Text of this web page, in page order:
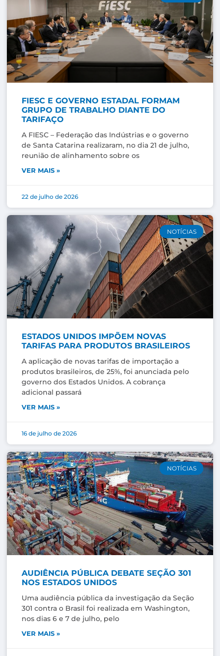
FIESC E GOVERNO ESTADAL FORMAM
GRUPO DE TRABALHO DIANTE DO
TARIFAÇO
A FIESC – Federação das Indústrias e o governo
de Santa Catarina realizaram, no dia 21 de julho,
reunião de alinhamento sobre os
VER MAIS »
22 de julho de 2026
NOTÍCIAS
ESTADOS UNIDOS IMPÕEM NOVAS
TARIFAS PARA PRODUTOS BRASILEIROS
A aplicação de novas tarifas de importação a
produtos brasileiros, de 25%, foi anunciada pelo
governo dos Estados Unidos. A cobrança
adicional passará
VER MAIS »
16 de julho de 2026
NOTÍCIAS
AUDIÊNCIA PÚBLICA DEBATE SEÇÃO 301
NOS ESTADOS UNIDOS
Uma audiência pública da investigação da Seção
301 contra o Brasil foi realizada em Washington,
nos dias 6 e 7 de julho, pelo
VER MAIS »